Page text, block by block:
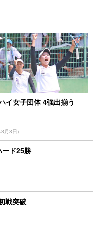
イ女子団体 4強出揃う
8月3日)
ード25勝
戦突破